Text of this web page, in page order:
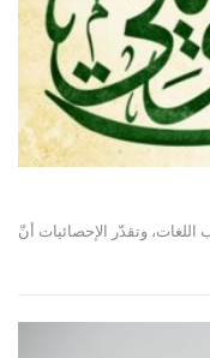
اللغات، وتقدّر الإحصائيات أنّ